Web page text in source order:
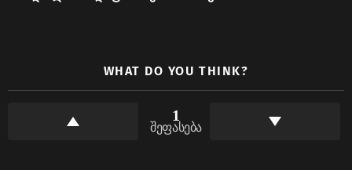
WHAT DO YOU THINK?
1
შეფასება